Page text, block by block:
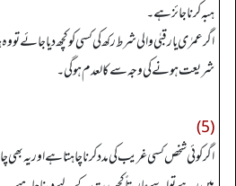
ہبہ کرنا جائز ہے۔
اگر عمرٰی یا رقبٰی والی شرط رکھ کی کسی کوکچھ دیا جائے
شریعت ہونےکی وجہ سے کالعدم ہو گی۔
(5)
اگر کوئی شخص کسی غریب کی مدد کرناچاہتا ہےاوریہ